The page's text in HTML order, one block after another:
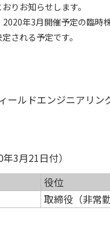
りお知らせします。
年3月開催予定の臨時
される予定です。
ールドエンジニアリン
3月21日付）
役位
取締役（非常勤